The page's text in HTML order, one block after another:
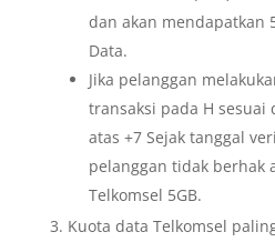
dan akan mendapatkan
Data.
Jika pelanggan
transaksi pada H sesuai
atas +7 Sejak tanggal
pelanggan tidak berhak
Telkomsel 5GB.
Kuota data Telkomsel